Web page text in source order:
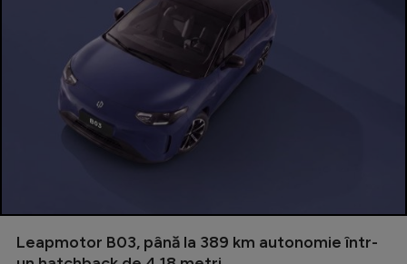
Leapmotor B03, până la 389 km autonomie într-